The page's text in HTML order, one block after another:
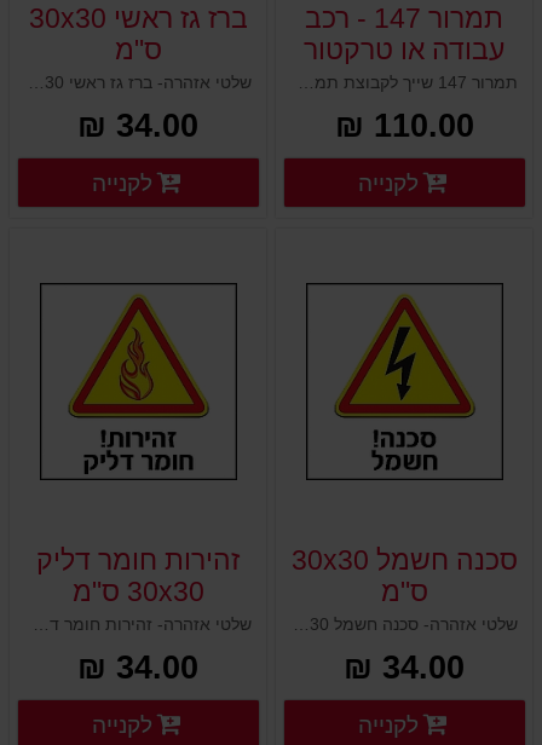
תמרור 147 - רכב
עבודה או טרקטור
חוצה
110.00 ₪
פרטים נוספים פרטים נוספים לקנייה
ברז גז ראשי 30x30
ס"מ
34.00 ₪
פרטים נוספים
לקנייה
סכנה חשמל 30x30
ס"מ
34.00 ₪
פרטים נוספים פרטים נוספים לקנייה
זהירות חומר דליק
30x30 ס"מ
34.00 ₪
פרטים נוספים
לקנייה